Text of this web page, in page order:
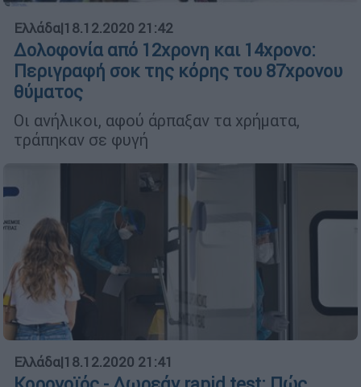
Ελλάδα|18.12.2020 21:42
Δολοφονία από 12χρονη και 14χρονο:
Περιγραφή σοκ της κόρης του 87χρονου
θύματος
Οι ανήλικοι, αφού άρπαξαν τα χρήματα,
τράπηκαν σε φυγή
Ελλάδα|18.12.2020 21:41